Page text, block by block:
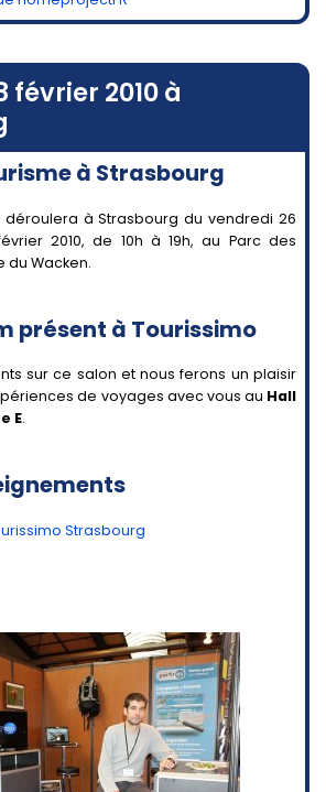
février 2010 à
à Strasbourg
déroulera à Strasbourg du vendredi 26
2010, de 10h à 19h, au Parc des
du Wacken.
présent à Tourissimo
sur ce salon et nous ferons un plaisir
de voyages avec vous au Hall
E.
Strasbourg